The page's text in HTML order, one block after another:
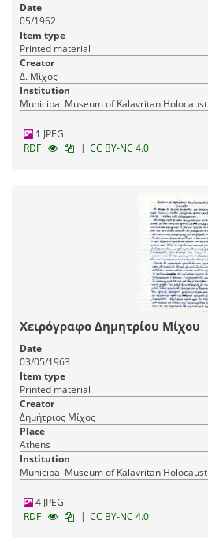
Date
05/1962
Item type
Printed material
Creator
Δ. Μίχος
Institution
Municipal Museum of Kalavritan Holocaust
1 JPEG
RDF
| CC BY-NC 4.0
Χειρόγραφο Δημητρίου Μίχου
Date
03/05/1963
Item type
Printed material
Creator
Δημήτριος Μίχος
Place
Athens
Institution
Municipal Museum of Kalavritan Holocaust
4 JPEG
RDF
| CC BY-NC 4.0